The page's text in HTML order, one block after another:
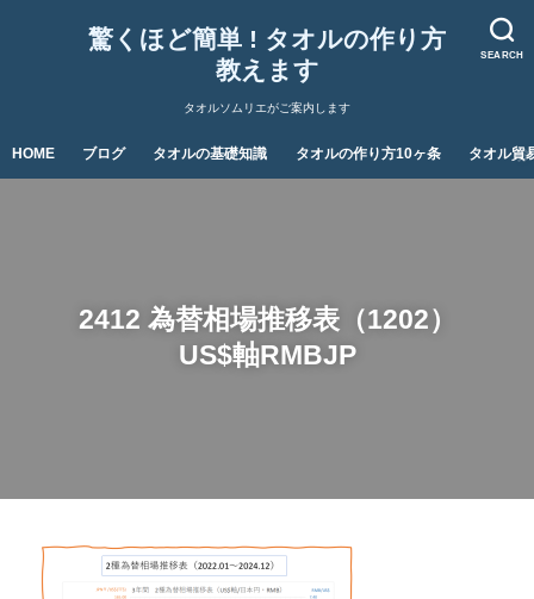
SEARCH
驚くほど簡単 ! タオルの作り方
教えます
タオルソムリエがご案内します
HOME ブログ タオルの基礎知識 タオルの作り方10ヶ条 タオル貿
2412 為替相場推移表（1202）
US$軸RMBJP